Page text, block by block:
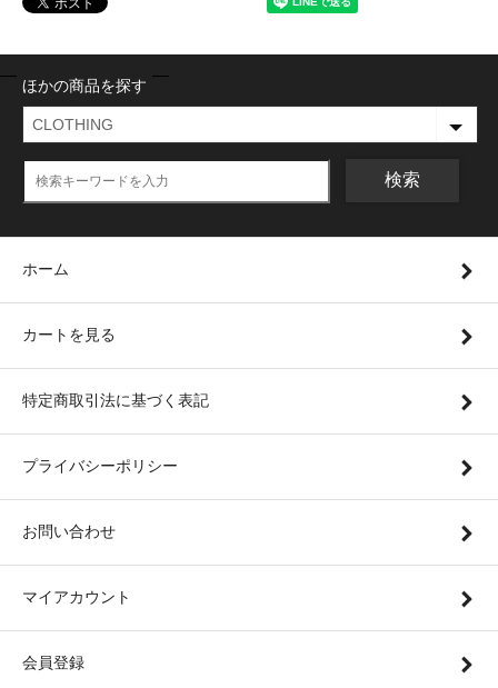
ほかの商品を探す
検索
ホーム
カートを見る
特定商取引法に基づく表記
プライバシーポリシー
お問い合わせ
マイアカウント
会員登録